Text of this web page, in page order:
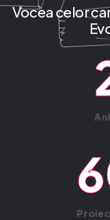
Vocea celor